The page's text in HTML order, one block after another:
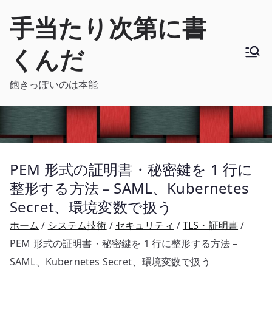
手当たり次第に書
くんだ
飽きっぽいのは本能
PEM 形式の証明書・秘密鍵を 1 行に
整形する方法 – SAML、Kubernetes
Secret、環境変数で扱う
ホーム システム技術 セキュリティ
TLS・証明書
PEM 形式の証明書・秘密鍵を 1 行に整形する方法 –
SAML、Kubernetes Secret、環境変数で扱う